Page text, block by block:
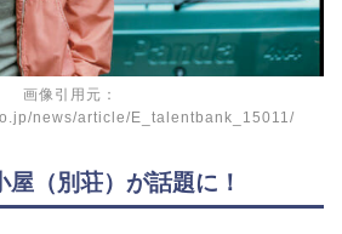
画像引用元：
news/article/E_talentbank_15011/
（別荘）が話題に！